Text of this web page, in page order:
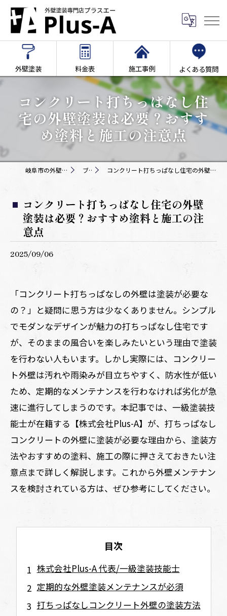
外壁塗装 料金表 施工事例 よくある質問
コンクリート打ちっぱなし住
宅の外壁塗装は必要？おすす
め塗料と施工の注意点
岐阜市の外壁塗装専門店Plus-A ブログ コンクリート打ちっぱなし住宅の外壁塗装は必要？おすすめ塗料と施工の注意点
コンクリート打ちっぱなし住宅の外壁
塗装は必要？おすすめ塗料と施工の注
意点
2025/09/06
「コンクリート打ちっぱなしの外壁は塗装が必要な
の？」と疑問に思う方は少なくありません。シンプル
でモダンなデザインが魅力の打ちっぱなし住宅です
が、そのままの風合いを楽しみたいという理由で塗装
を行わない人もいます。しかし実際には、コンクリー
ト外壁は汚れや雨染みが目立ちやすく、防水性が低い
ため、定期的なメンテナンスを行わなければ劣化が急
速に進行してしまうのです。本記事では、一級塗装技
能士が在籍する【株式会社Plus-A】が、打ちっぱなし
コンクリートの外壁に塗装が必要な理由から、塗装方
法やおすすめの塗料、施工の際に押さえておきたい注
意点まで詳しく解説します。これから外壁メンテナン
スを検討されている方は、ぜひ参考にしてください。
目次
株式会社Plus-A 代表/一級塗装技能士
定期的な外壁塗装メンテナンスが必須
打ちっぱなしコンクリート外壁の塗装方法